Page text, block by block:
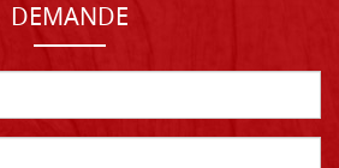
DEMANDE